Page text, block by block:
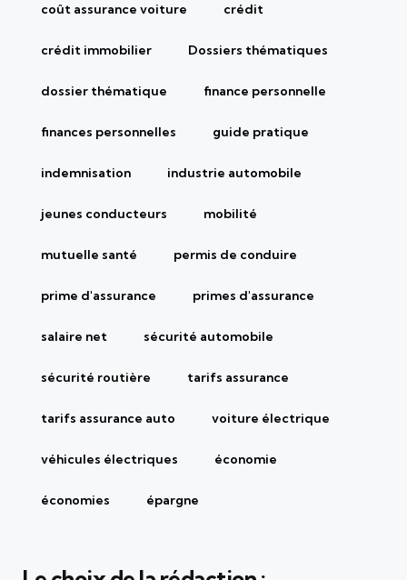
coût assurance voiture crédit
crédit immobilier Dossiers thématiques
dossier thématique finance personnelle
finances personnelles guide pratique
indemnisation industrie automobile
jeunes conducteurs mobilité
mutuelle santé permis de conduire
prime d'assurance primes d'assurance
salaire net sécurité automobile
sécurité routière tarifs assurance
tarifs assurance auto voiture électrique
véhicules électriques économie
économies épargne